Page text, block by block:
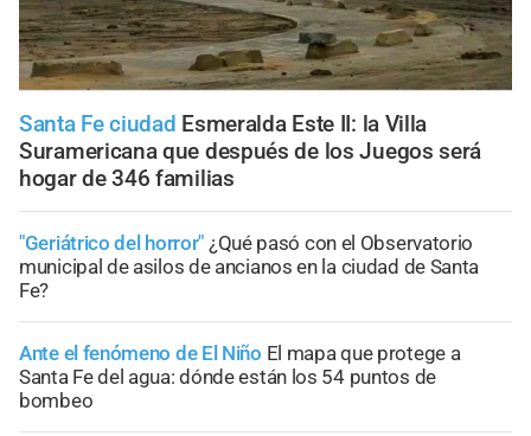
Santa Fe ciudad Esmeralda Este II: la Villa
Suramericana que después de los Juegos será
hogar de 346 familias
"Geriátrico del horror" ¿Qué pasó con el Observatorio
municipal de asilos de ancianos en la ciudad de Santa
Fe?
Ante el fenómeno de El Niño El mapa que protege a
Santa Fe del agua: dónde están los 54 puntos de
bombeo